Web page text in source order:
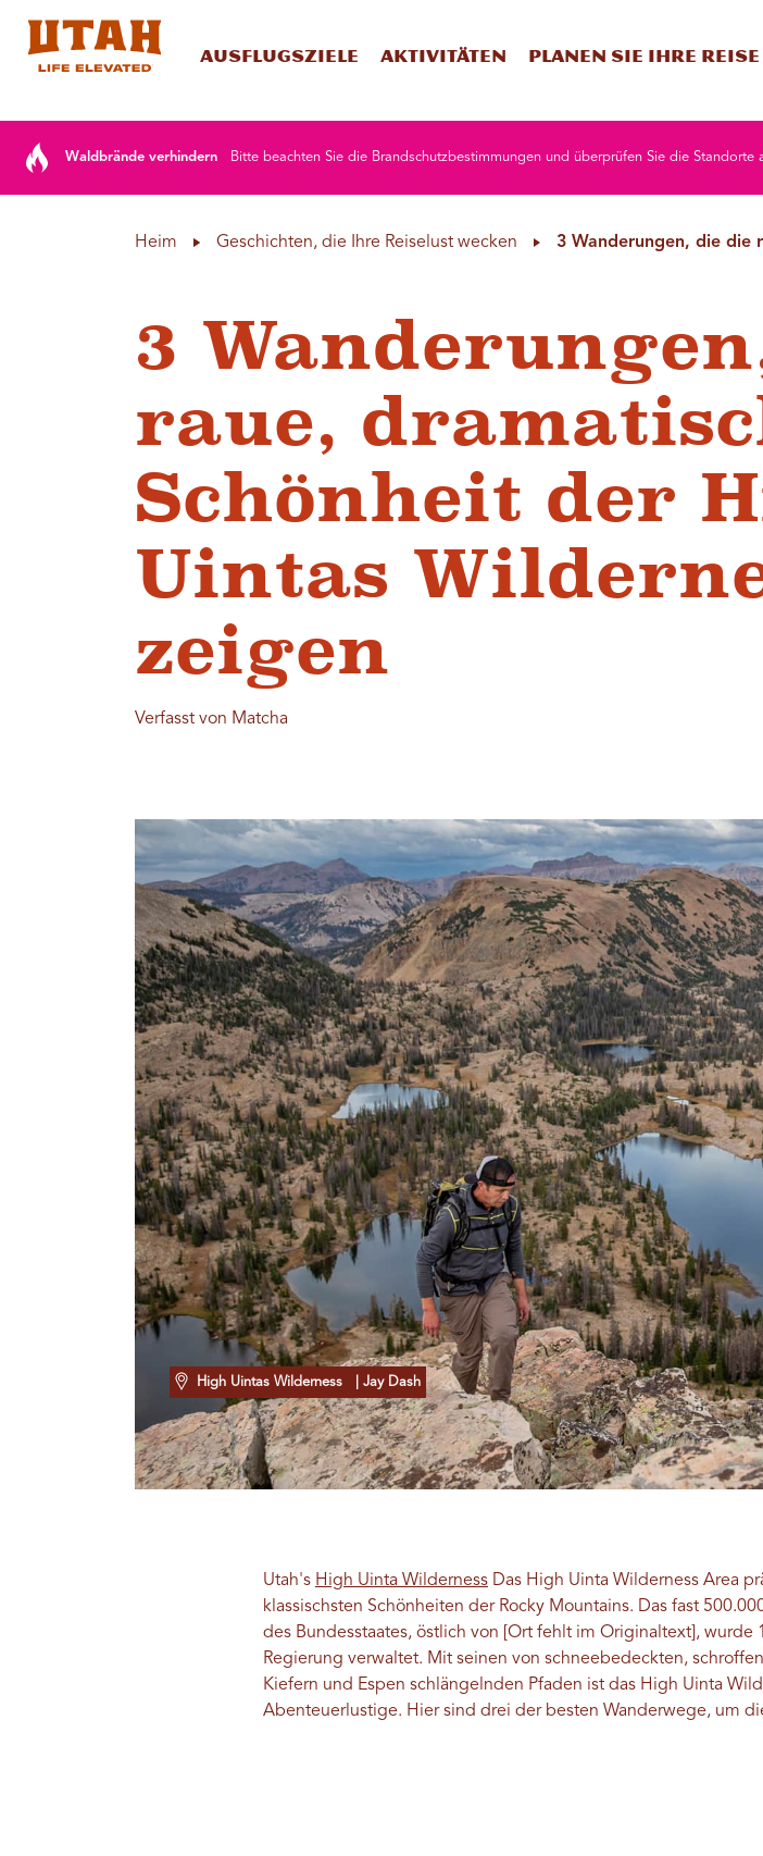
Ausflugsziele Aktivitäten Planen Sie Ihre Reise
Waldbrände verhindern Bitte beachten Sie die Brandschutzbestimmungen und überprüfen Sie die Standorte
Heim Geschichten, die Ihre Reiselust wecken 3 Wanderungen, die die
3
raue,
Schönheit der
Uintas
zeigen
Verfasst von Matcha
High Uintas Wilderness | Jay Dash
Utah's High Uinta WildernessDas High Uinta Wilderness Area
klassischsten Schönheiten der Rocky Mountains. Das fast
des Bundesstaates, östlich von [Ort fehlt im Originaltext],
Regierung verwaltet. Mit seinen von schneebedeckten,
Kiefern und Espen schlängelnden Pfaden ist das High Uinta
Abenteuerlustige. Hier sind drei der besten Wanderwege, um